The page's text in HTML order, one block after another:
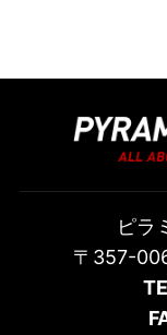
ピラ
〒357-